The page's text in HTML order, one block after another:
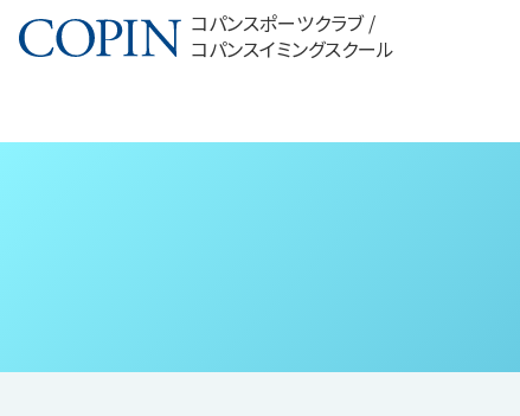
コパンスポーツクラブ /
コパンスイミングスクール